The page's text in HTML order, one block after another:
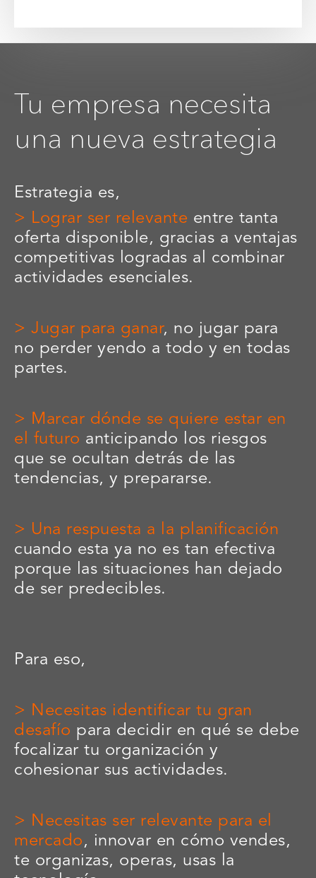
Tu empresa necesita
una nueva estrategia
Estrategia es,
> Lograr ser relevante entre tanta
oferta disponible, gracias a ventajas
competitivas logradas al combinar
actividades esenciales.
> Jugar para ganar, no jugar para
no perder yendo a todo y en todas
partes.
> Marcar dónde se quiere estar en
el futuro anticipando los riesgos
que se ocultan detrás de las
tendencias, y prepararse.
> Una respuesta a la planificación
cuando esta ya no es tan efectiva
porque las situaciones han dejado
de ser predecibles.
Para eso,
> Necesitas identificar tu gran
desafío para decidir en qué se debe
focalizar tu organización y
cohesionar sus actividades.
> Necesitas ser relevante para el
mercado, innovar en cómo vendes,
te organizas, operas, usas la